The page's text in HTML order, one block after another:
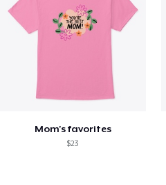
Mom's favorites
$23